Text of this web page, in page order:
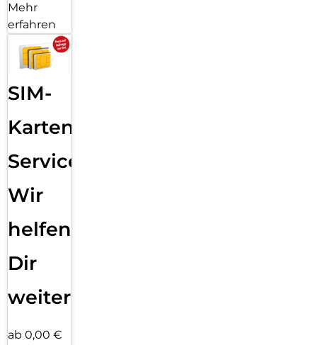
Mehr
erfahren
SIM-
Karten
Service:
Wir
helfen
Dir
weiter
ab 0,00 €